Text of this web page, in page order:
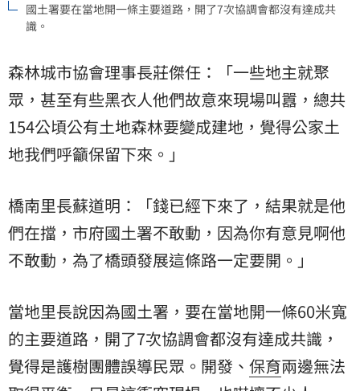
國土署要在當地開一條主要道路，開了7次協調會都沒有達成共
識。
森林城市協會理事長莊傑任：「一些地主就聚
眾，甚至有些黑衣人他們故意來現場叫囂，總共
154公頃公有土地森林要變成建地，覺得公家土
地我們呼籲保留下來。」
橋南里長蘇道明：「錢已經下來了，結果就是他
們在擋，市府國土署不敢動，因為你有意見啊他
不敢動，為了橋頭發展這條路一定要開。」
當地里長說因為國土署，要在當地開一條60米寬
的主要道路，開了7次協調會都沒有達成共識，
覺得是護樹團體誤導民眾。開發、 保育兩邊無法